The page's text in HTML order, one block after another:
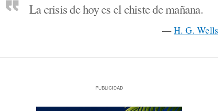
La crisis de hoy es el chiste de mañana.
—H. G. Wells
PUBLICIDAD